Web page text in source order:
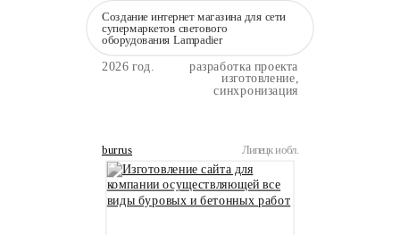
Создание интернет магазина для сети
супермаркетов светового
оборудования Lampadier
2026 год. разработка проекта
изготовление,
синхронизация
burrus Липецк и обл.